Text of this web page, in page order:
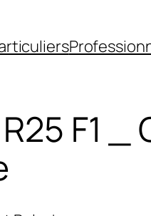
F1